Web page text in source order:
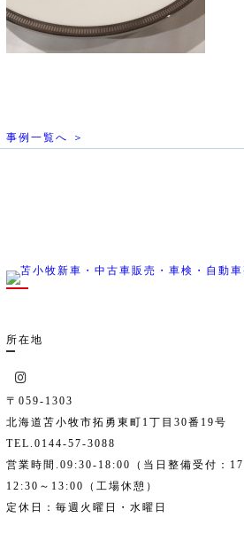
事例一覧へ ＞
所在地
〒059-1303
北海道苫小牧市拓勇東町1丁目30番19号
TEL.0144-57-3088
営業時間.09:30-18:00（当日整備受付：
12:30～13:00（工場休憩）
定休日：毎週火曜日・水曜日